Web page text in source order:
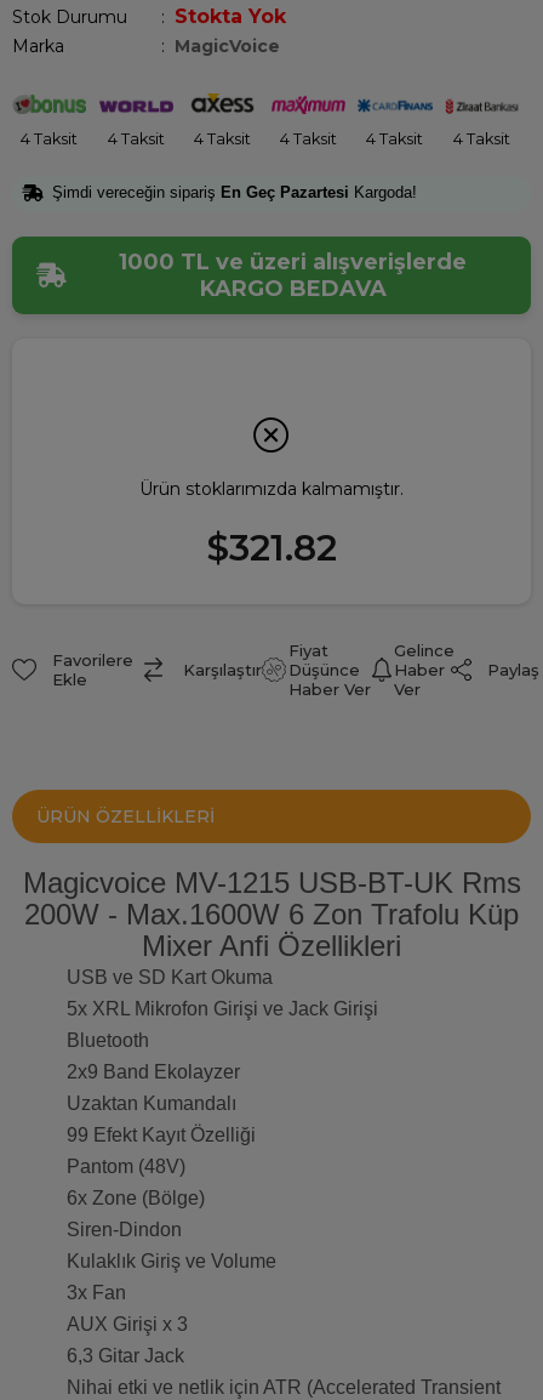
Stok Durumu : Stokta Yok
Marka : MagicVoice
4 Taksit 4 Taksit 4 Taksit 4 Taksit 4 Taksit 4 Taksit
Şimdi vereceğin sipariş En Geç Pazartesi Kargoda!
1000 TL ve üzeri alışverişlerde
KARGO BEDAVA
Ürün stoklarımızda kalmamıştır.
$321.82
Favorilere
Ekle
Karşılaştır
Fiyat
Düşünce
Haber Ver
Gelince
Haber
Ver
Paylaş
ÜRÜN ÖZELLIKLERI
Magicvoice MV-1215 USB-BT-UK Rms
200W - Max.1600W 6 Zon Trafolu Küp
Mixer Anfi Özellikleri
USB ve SD Kart Okuma
5x XRL Mikrofon Girişi ve Jack Girişi
Bluetooth
2x9 Band Ekolayzer
Uzaktan Kumandalı
99 Efekt Kayıt Özelliği
Pantom (48V)
6x Zone (Bölge)
Siren-Dindon
Kulaklık Giriş ve Volume
3x Fan
AUX Girişi x 3
6,3 Gitar Jack
Nihai etki ve netlik için ATR (Accelerated Transient